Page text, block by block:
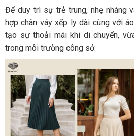
Để duy trì sự trẻ trung, nhẹ nhàng
hợp chân váy xếp ly dài cùng với
tạo sự thoải mái khi di chuyển,
trong môi trường công sở.